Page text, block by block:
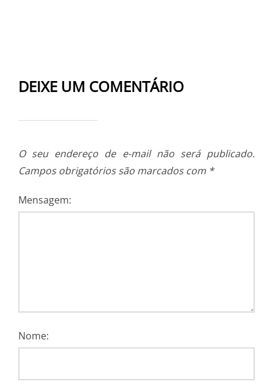
DEIXE UM COMENTÁRIO
O seu endereço de e-mail não será publicado.
Campos obrigatórios são marcados com *
Mensagem:
Nome: